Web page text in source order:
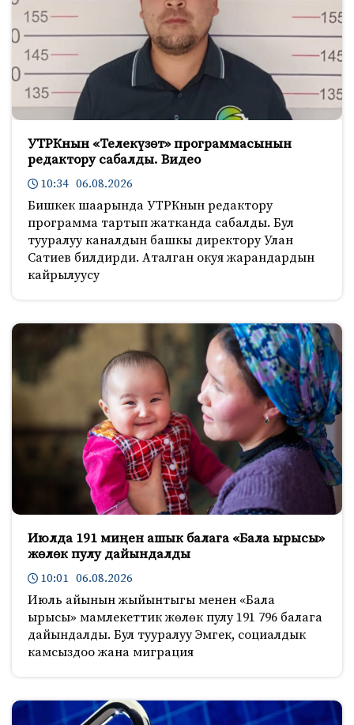
УТРКнын «Телекүзөт» программасынын
редактору сабалды. Видео
10:34 06.08.2026
Бишкек шаарында УТРКнын редактору
программа тартып жатканда сабалды. Бул
тууралуу каналдын башкы директору Улан
Сатиев билдирди. Аталган окуя жарандардын
кайрылуусу
Июлда 191 миңен ашык балага «Бала ырысы»
жөлөк пулу дайындалды
10:01 06.08.2026
Июль айынын жыйынтыгы менен «Бала
ырысы» мамлекеттик жөлөк пулу 191 796 балага
дайындалды. Бул тууралуу Эмгек, социалдык
камсыздоо жана миграция